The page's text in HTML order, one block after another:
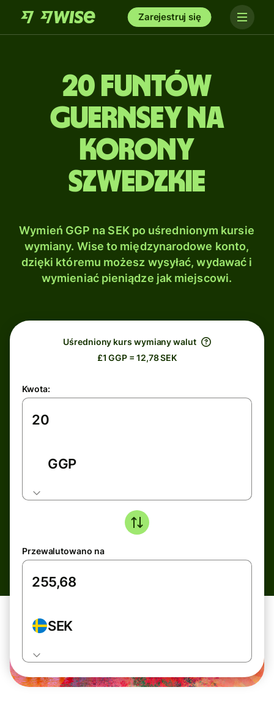
Zarejestruj się
20 Funtów
Guernsey na
Korony
szwedzkie
Wymień GGP na SEK po uśrednionym kursie
wymiany. Wise to międzynarodowe konto,
dzięki któremu możesz wysyłać, wydawać i
wymieniać pieniądze jak miejscowi.
Uśredniony kurs wymiany walut
£1 GGP = 12,78 SEK
Kwota:
GGP
Przewalutowano na
SEK